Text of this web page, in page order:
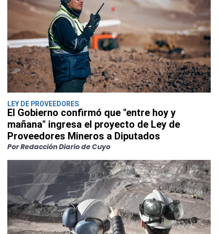
LEY DE PROVEEDORES
El Gobierno confirmó que "entre hoy y
mañana" ingresa el proyecto de Ley de
Proveedores Mineros a Diputados
Por Redacción Diario de Cuyo